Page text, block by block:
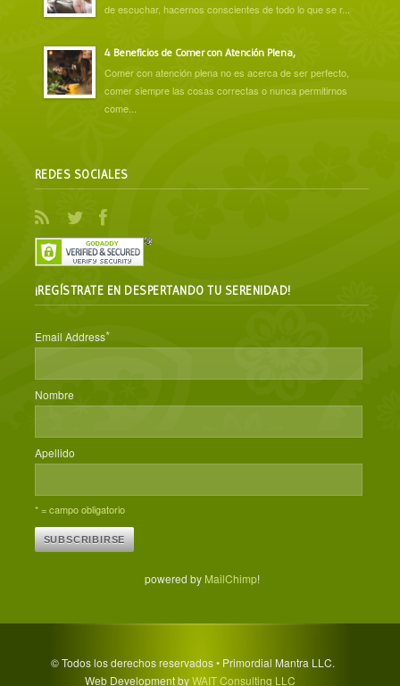
de escuchar, hacernos conscientes de todo lo que se r...
4 Beneficios de Comer con Atención Plena,
Comer con atención plena no es acerca de ser perfecto,
comer siempre las cosas correctas o nunca permitirnos
come...
REDES SOCIALES
¡REGÍSTRATE EN DESPERTANDO TU SERENIDAD!
Email Address*
Nombre
Apellido
* = campo obligatorio
powered by MailChimp!
© Todos los derechos reservados • Primordial Mantra LLC.
Web Development byWAIT Consulting LLC